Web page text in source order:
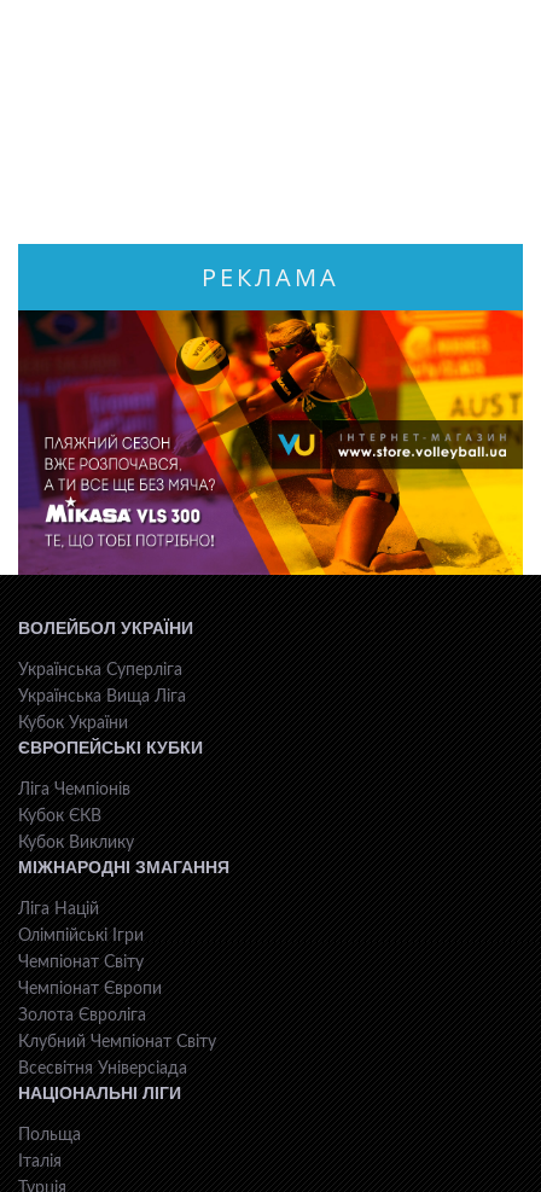
РЕКЛАМА
ВОЛЕЙБОЛ УКРАЇНИ
Українська Суперліга
Українська Вища Ліга
Кубок України
ЄВРОПЕЙСЬКІ КУБКИ
Ліга Чемпіонів
Кубок ЄКВ
Кубок Виклику
МІЖНАРОДНІ ЗМАГАННЯ
Ліга Націй
Олімпійські Ігри
Чемпіонат Світу
Чемпіонат Європи
Золота Євроліга
Клубний Чемпіонат Світу
Всесвiтня Унiверсiaда
НАЦІОНАЛЬНІ ЛІГИ
Польща
Італія
Турція